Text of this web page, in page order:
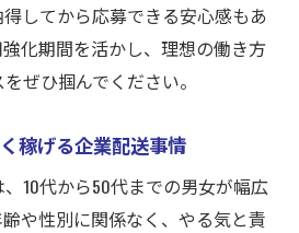
してから応募できる安心感もあ
化期間を活かし、理想の働き方
ぜひ掴んでください。
稼げる企業配送事情
10代から50代までの男女が幅広
や性別に関係なく、やる気と責